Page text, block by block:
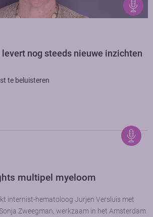
levert nog steeds nieuwe inzichten
te beluisteren
multipel myeloom
internist-hematoloog Jurjen Versluis met
Zweegman, werkzaam in het Amsterdam